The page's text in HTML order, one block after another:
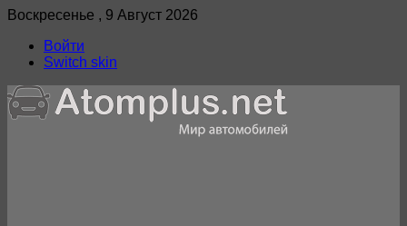
Воскресенье , 9 Август 2026
Войти
Switch skin